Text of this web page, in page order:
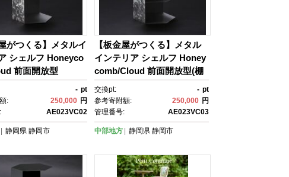
がつくる】メタルイ
シェルフ Honeyco
前面開放型
- pt
:
250,000 円
AE023VC02
静岡県 静岡市
【板金屋がつくる】メタル
インテリア シェルフ Honey
comb/Cloud 前面開放型(棚
板付)
交換pt: - pt
参考寄附額:
250,000 円
管理番号:
AE023VC03
中部地方 静岡県 静岡市